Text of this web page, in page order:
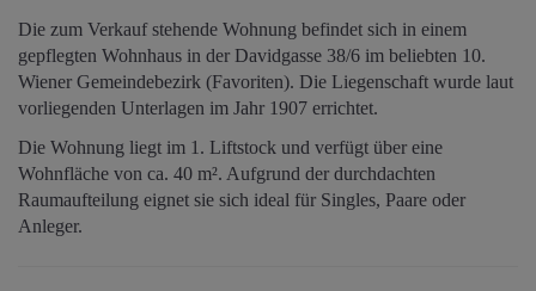
Die zum Verkauf stehende Wohnung befindet sich in einem
gepflegten Wohnhaus in der Davidgasse 38/6 im beliebten 10.
Wiener Gemeindebezirk (Favoriten). Die Liegenschaft wurde laut
vorliegenden Unterlagen im Jahr 1907 errichtet.
Die Wohnung liegt im 1. Liftstock und verfügt über eine
Wohnfläche von ca. 40 m². Aufgrund der durchdachten
Raumaufteilung eignet sie sich ideal für Singles, Paare oder
Anleger.